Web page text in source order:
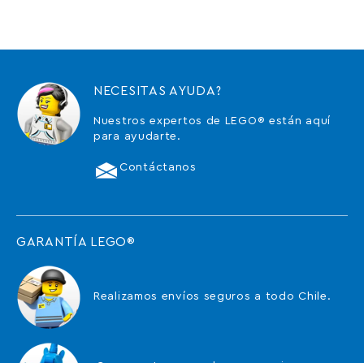
NECESITAS AYUDA?
Nuestros expertos de LEGO® están aquí
para ayudarte.
Contáctanos
GARANTÍA LEGO®
Realizamos envíos seguros a todo Chile.